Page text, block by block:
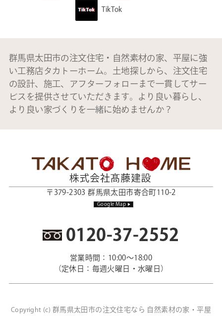
TikTok
群馬県太田市の注文住宅・自然素材の家、平屋に強
い工務店タカトーホーム。土地探しから、注文住宅
の設計、施工、アフターフォローまで一貫してサー
ビスを提供させていただきます。より良い暮らし、
より良い家づくりを一緒に始めませんか？
〒379-2303 群馬県太田市寄合町110-2
Google Map
0120-37-2552
営業時間：10:00～18:00
（定休日：毎週火曜日・水曜日）
Copyright (c) 群馬県太田市の注文住宅なら 自然素材の家・平屋